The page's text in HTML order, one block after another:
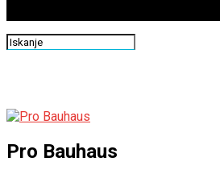
Pro Bauhaus